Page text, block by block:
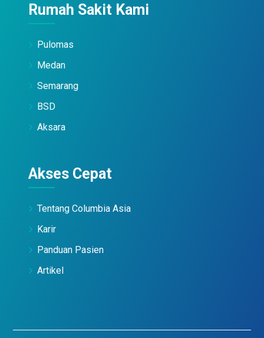
Rumah Sakit Kami
Pulomas
Medan
Semarang
BSD
Aksara
Akses Cepat
Tentang Columbia Asia
Karir
Panduan Pasien
Artikel